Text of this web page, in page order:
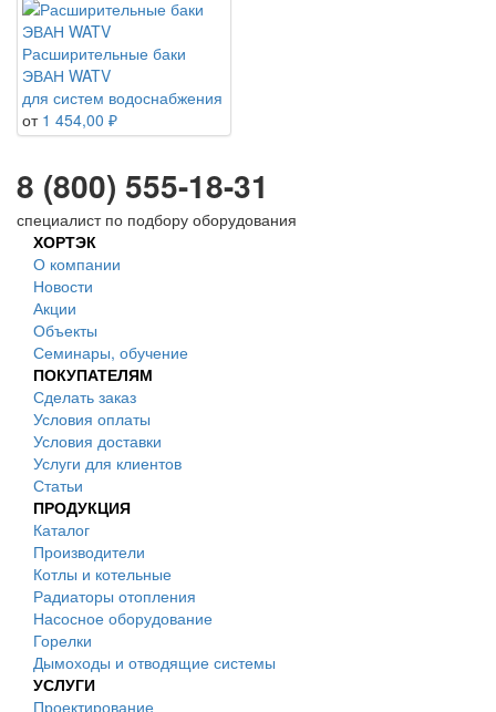
Расширительные баки
ЭВАН WATV
для систем водоснабжения
от 1 454,00 ₽
8 (800) 555-18-31
специалист по подбору оборудования
ХОРТЭК
О компании
Новости
Акции
Объекты
Семинары, обучение
ПОКУПАТЕЛЯМ
Сделать заказ
Условия оплаты
Условия доставки
Услуги для клиентов
Статьи
ПРОДУКЦИЯ
Каталог
Производители
Котлы и котельные
Радиаторы отопления
Насосное оборудование
Горелки
Дымоходы и отводящие системы
УСЛУГИ
Проектирование